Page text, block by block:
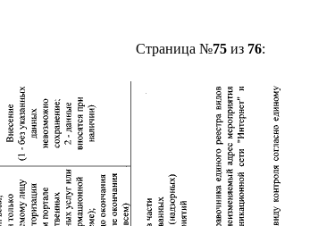
Страница №75из 76: